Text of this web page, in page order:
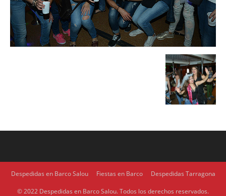
Despedidas en Barco Salou Fiestas en Barco Despedidas Tarragona
© 2022 Despedidas en Barco Salou. Todos los derechos reservados.